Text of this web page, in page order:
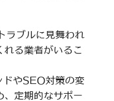
ブルに見舞われ
れる業者がいるこ
やSEO対策の変
、定期的なサポー